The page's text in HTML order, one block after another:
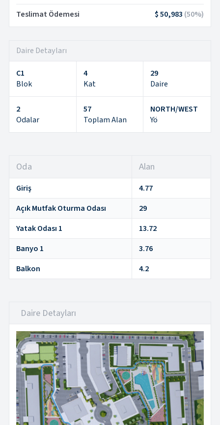
Teslimat Ödemesi
$ 50,983 (50%)
Daire Detayları
C1
Blok
4
Kat
29
Daire
2
Odalar
57
Toplam Alan
NORTH/WEST
Yö
Oda Alan
Giriş
4.77
Açık Mutfak Oturma Odası
29
Yatak Odası 1
13.72
Banyo 1
3.76
Balkon
4.2
Daire Detayları